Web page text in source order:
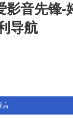
音先锋
导航
言